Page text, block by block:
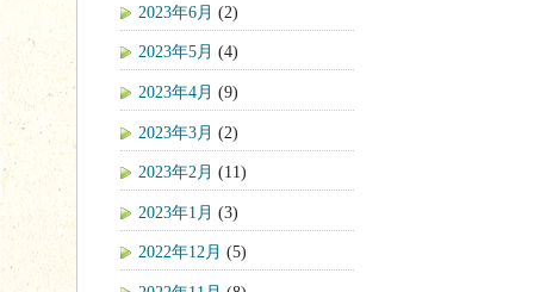
2023年6月 (2)
2023年5月 (4)
2023年4月 (9)
2023年3月 (2)
2023年2月 (11)
2023年1月 (3)
2022年12月 (5)